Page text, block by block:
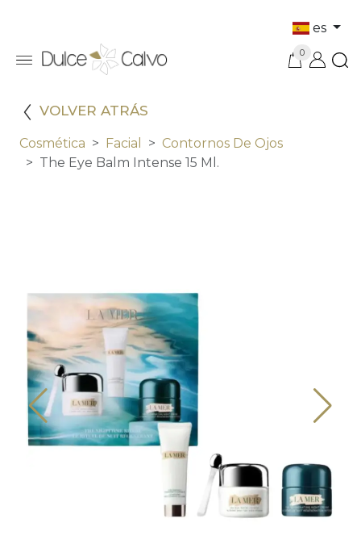
es
0
VOLVER ATRÁS
Cosmética Facial
Contornos De Ojos
The Eye Balm Intense 15 Ml.